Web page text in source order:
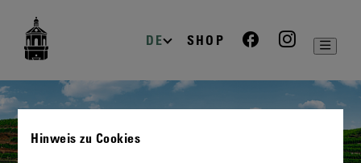
Navigation
DE SHOP
Hinweis zu Cookies